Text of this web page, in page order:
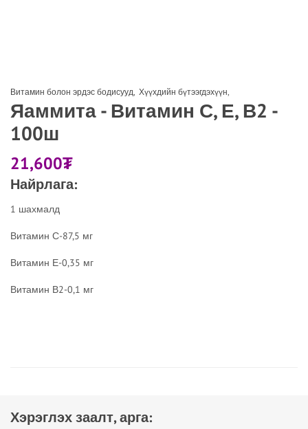
Витамин болон эрдэс бодисууд, Хүүхдийн бүтээгдэхүүн,
Яаммита - Витамин С, Е, В2 -
100ш
21,600₮
Найрлага:
1 шахмалд
Витамин С-87,5 мг
Витамин Е-0,35 мг
Витамин В2-0,1 мг
Хэрэглэх заалт, арга: